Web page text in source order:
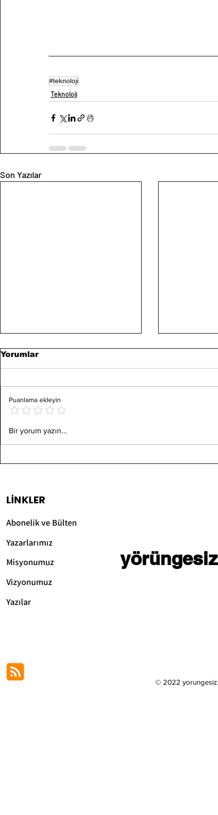
#teknoloji
Teknoloji
Son Yazılar
Google; Proteinler,
Ligandları, RNA ve
DNA'yı Modelleyen
Yorumlar
Puanlama ekleyin
Bir yorum yazın...
LİNKLER
Abonelik ve Bülten
Yazarlarımız
Misyonumuz
Vizyonumuz
Yazılar
© 2022